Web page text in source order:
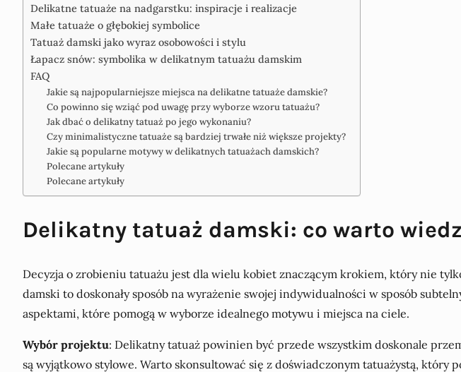
Delikatne tatuaże na nadgarstku: inspiracje i realizacje
Małe tatuaże o głębokiej symbolice
Tatuaż damski jako wyraz osobowości i stylu
Łapacz snów: symbolika w delikatnym tatuażu damskim
FAQ
Jakie są najpopularniejsze miejsca na delikatne tatuaże damskie?
Co powinno się wziąć pod uwagę przy wyborze wzoru tatuażu?
Jak dbać o delikatny tatuaż po jego wykonaniu?
Czy minimalistyczne tatuaże są bardziej trwałe niż większe projekty?
Jakie są popularne motywy w delikatnych tatuażach damskich?
Polecane artykuły
Polecane artykuły
Delikatny tatuaż damski: co warto
Decyzja o zrobieniu tatuażu jest dla wielu kobiet znaczącym krokiem, który nie
damski to doskonały sposób na wyrażenie swojej indywidualności w sposób
aspektami, które pomogą w wyborze idealnego motywu i miejsca na ciele.
Wybór projektu: Delikatny tatuaż powinien być przede wszystkim doskonale
są wyjątkowo stylowe. Warto skonsultować się z doświadczonym tatuażystą,